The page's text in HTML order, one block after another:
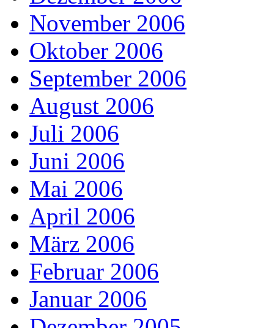
November 2006
Oktober 2006
September 2006
August 2006
Juli 2006
Juni 2006
Mai 2006
April 2006
März 2006
Februar 2006
Januar 2006